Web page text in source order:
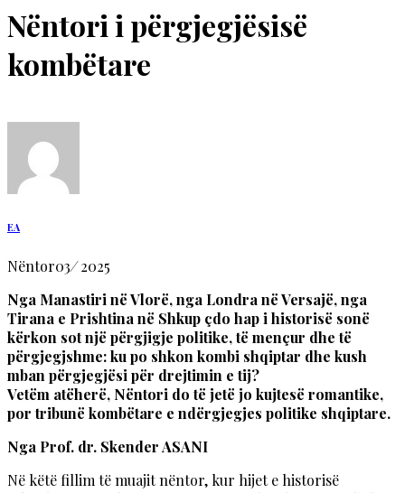
Nëntori i përgjegjësisë
kombëtare
EA
Nëntor03/2025
Nga Manastiri në Vlorë, nga Londra në Versajë, nga
Tirana e Prishtina në Shkup çdo hap i historisë sonë
kërkon sot një përgjigje politike, të mençur dhe të
përgjegjshme: ku po shkon kombi shqiptar dhe kush
mban përgjegjësi për drejtimin e tij?
Vetëm atëherë, Nëntori do të jetë jo kujtesë romantike,
por tribunë kombëtare e ndërgjegjes politike shqiptare.
Nga Prof. dr. Skender ASANI
Në këtë fillim të muajit nëntor, kur hijet e historisë